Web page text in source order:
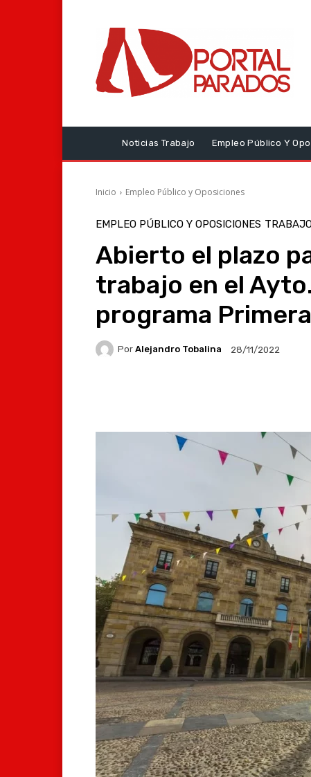
Noticias Trabajo Empleo Público Y
Inicio Empleo Público y Oposiciones
EMPLEO PÚBLICO Y OPOSICIONES
Abierto el plazo
trabajo en el
programa
Por Alejandro Tobalina 28/11/2022